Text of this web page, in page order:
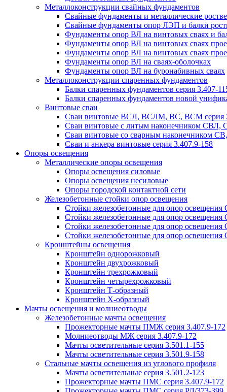
Металлоконструкции свайных фундаментов
Свайные фундаменты и металлические
Свайные фундаменты опор ЛЭП и балки
Фундаменты опор ВЛ на винтовых сваях и
Фундаменты опор ВЛ на винтовых сваях
Фундаменты опор ВЛ на винтовых сваях
Фундаменты опор ВЛ на сваях-оболочках
Фундаменты опор ВЛ на буронабивных сваях
Металлоконструкции спаренных фундаментов
Балки спаренных фундаментов серия 3.407-
Балки спаренных фундаментов новой
Винтовые сваи
Сваи винтовые ВСЛ, ВСЛМ, ВС, ВСМ серия
Сваи винтовые с литым наконечником
Сваи винтовые со сварным наконечником
Сваи и анкера винтовые серия 3.407.9-158
Опоры освещения
Металлические опоры освещения
Опоры освещения силовые
Опоры освещения несиловые
Опоры городской контактной сети
Железобетонные стойки опор освещения
Стойки железобетонные для опор
Стойки железобетонные для опор
Стойки железобетонные для опор
Стойки железобетонные для опор освещения
Кронштейны освещения
Кронштейн однорожковый
Кронштейн двухрожковый
Кронштейн трехрожковый
Кронштейн четырехрожковый
Кронштейн Т-образный
Кронштейн Х-образный
Мачты освещения и молниеотводы
Железобетонные мачты освещения
Прожекторные мачты ПМЖ серия 3.407.9-172
Молниеотводы МЖ серия 3.407.9-172
Мачты осветительные серия 3.501.1-155
Мачты осветительные серия 3.501.9-158
Стальные мачты освещения из углового профиля
Мачты осветительные серия 3.501.2-123
Прожекторные мачты ПМС серия 3.407.9-172